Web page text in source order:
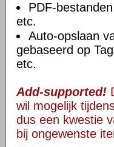
PDF-
etc.
Auto-opslaan
gebaseerd op
etc.
Add-supported!
wil mogelijk
dus een kwestie
bij ongewenste